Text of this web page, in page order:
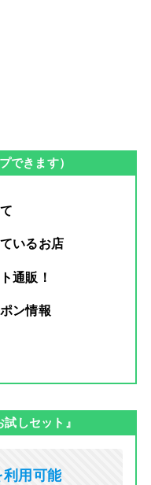
できます）
いるお店
通販！
ン情報
しセット』
利用可能